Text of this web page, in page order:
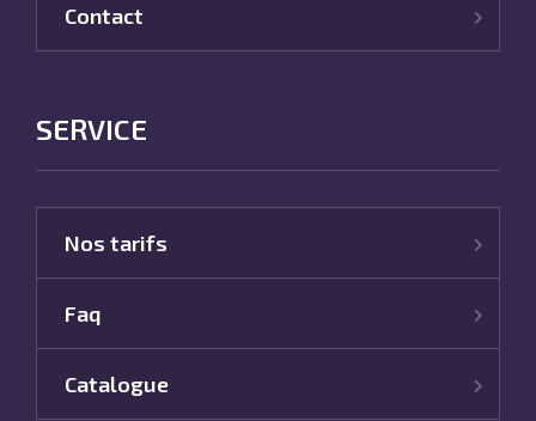
Contact
SERVICE
Nos tarifs
Faq
Catalogue